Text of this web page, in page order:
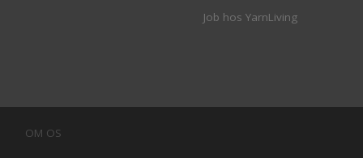
Job hos YarnLiving
OM OS